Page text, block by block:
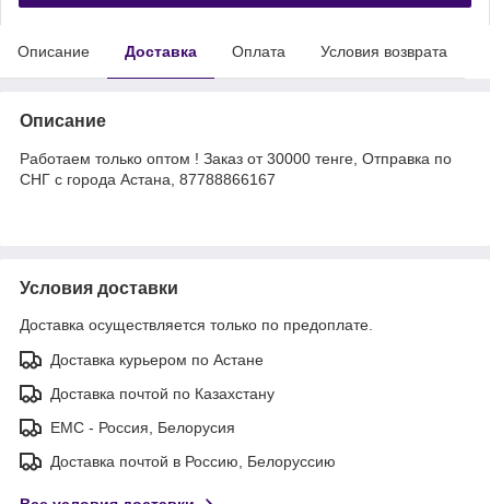
Описание Доставка Оплата Условия возврата
Описание
Работаем только оптом ! Заказ от 30000 тенге, Отправка по
СНГ с города Астана, 87788866167
Условия доставки
Доставка осуществляется только по предоплате.
Доставка курьером по Астане
Доставка почтой по Казахстану
ЕМС - Россия, Белорусия
Доставка почтой в Россию, Белоруссию